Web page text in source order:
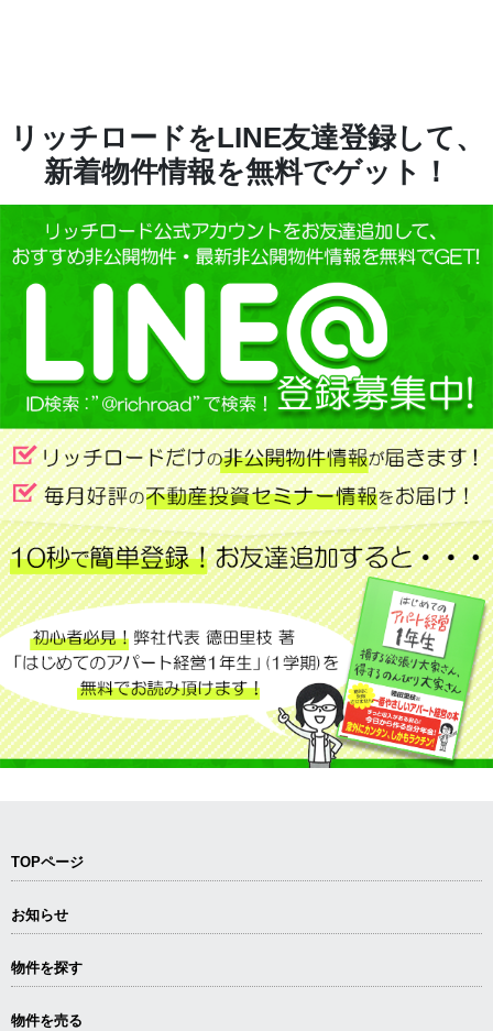
リッチロードをLINE友達登録して、
新着物件情報を無料でゲット！
TOPページ
お知らせ
物件を探す
物件を売る